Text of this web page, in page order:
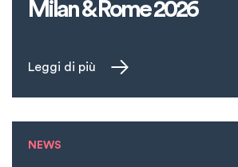
Milan & Rome 2026
Leggi di più
NEWS